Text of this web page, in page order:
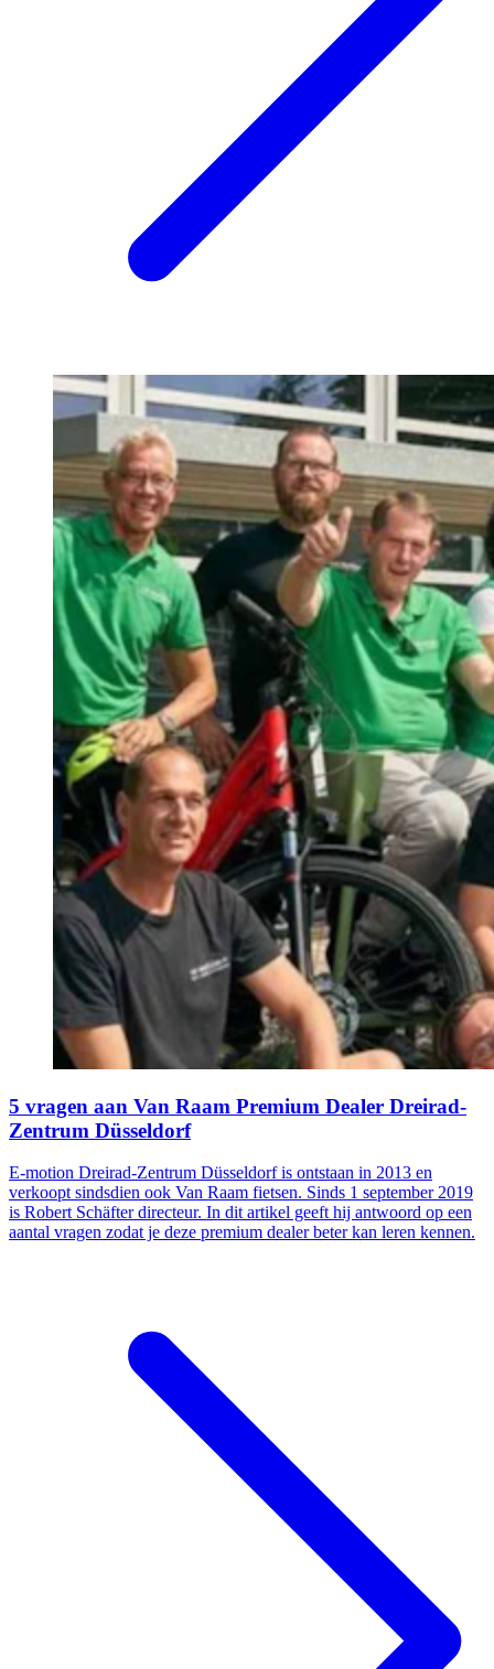
5 vragen aan Van Raam Premium Dealer Dreirad-
Zentrum Düsseldorf
E-motion Dreirad-Zentrum Düsseldorf is ontstaan in 2013 en
verkoopt sindsdien ook Van Raam fietsen. Sinds 1 september 2019
is Robert Schäfter directeur. In dit artikel geeft hij antwoord op een
aantal vragen zodat je deze premium dealer beter kan leren kennen.